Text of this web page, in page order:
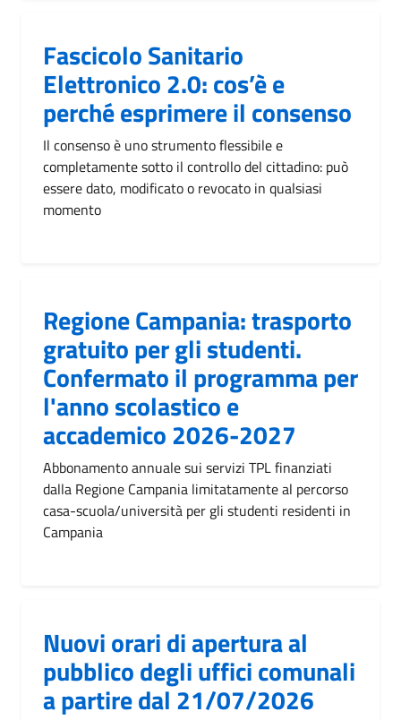
Fascicolo Sanitario
Elettronico 2.0: cos’è e
perché esprimere il consenso
Il consenso è uno strumento flessibile e
completamente sotto il controllo del cittadino: può
essere dato, modificato o revocato in qualsiasi
momento
Regione Campania: trasporto
gratuito per gli studenti.
Confermato il programma per
l'anno scolastico e
accademico 2026-2027
Abbonamento annuale sui servizi TPL finanziati
dalla Regione Campania limitatamente al percorso
casa-scuola/università per gli studenti residenti in
Campania
Nuovi orari di apertura al
pubblico degli uffici comunali
a partire dal 21/07/2026